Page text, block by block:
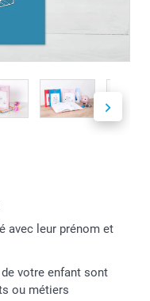
avec leur prénom et
votre enfant sont
ou métiers